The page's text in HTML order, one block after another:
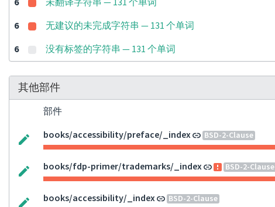
6
无建议的未完成字符串 — 131 个单词
6
没有标签的字符串 — 131 个单词
其他部件
部件
books/accessibility/preface/_index
BSD-2-Clause
books/fdp-primer/trademarks/_index BSD-2-Clause
books/accessibility/_index BSD-2-Clause